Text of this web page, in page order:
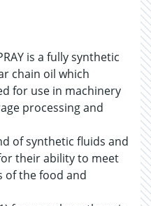
is a fully synthetic
chain oil which
for use in machinery
processing and
of synthetic fluids and
their ability to meet
the food and